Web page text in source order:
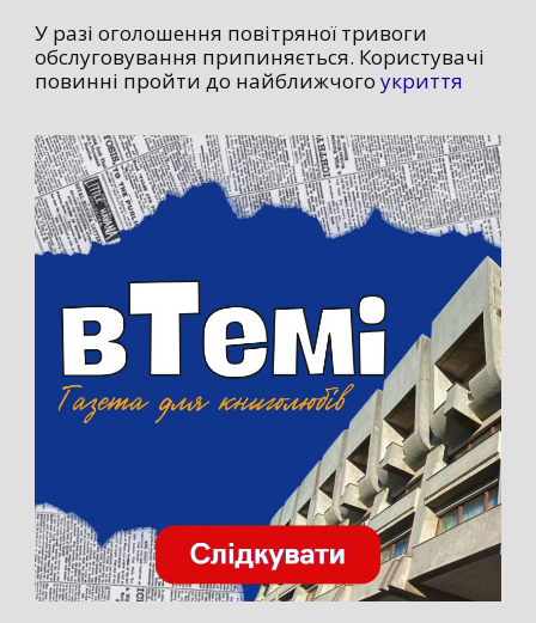
У разі оголошення повітряної тривоги
обслуговування припиняється. Користувачі
повинні пройти до найближчого укриття